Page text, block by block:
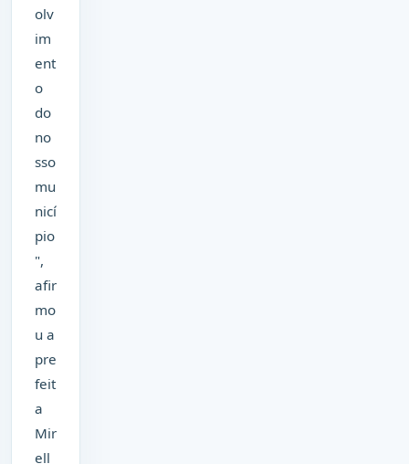
olv
im
ent
o
do
no
sso
mu
nicí
pio
",
afir
mo
u a
pre
feit
a
Mir
ell